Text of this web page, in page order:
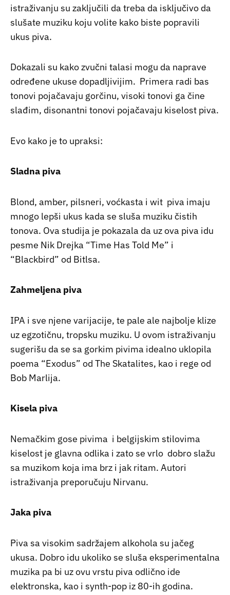
istraživanju su zaključili da treba da isključivo da
slušate muziku koju volite kako biste popravili
ukus piva.
Dokazali su kako zvučni talasi mogu da naprave
određene ukuse dopadljivijim. Primera radi bas
tonovi pojačavaju gorčinu, visoki tonovi ga čine
slađim, disonantni tonovi pojačavaju kiselost piva.
Evo kako je to upraksi:
Sladna piva
Blond, amber, pilsneri, voćkasta i wit piva imaju
mnogo lepši ukus kada se sluša muziku čistih
tonova. Ova studija je pokazala da uz ova piva idu
pesme Nik Drejka “Time Has Told Me” i
“Blackbird” od Bitlsa.
Zahmeljena piva
IPA i sve njene varijacije, te pale ale najbolje klize
uz egzotičnu, tropsku muziku. U ovom istraživanju
sugerišu da se sa gorkim pivima idealno uklopila
poema “Exodus” od The Skatalites, kao i rege od
Bob Marlija.
Kisela piva
Nemačkim gose pivima i belgijskim stilovima
kiselost je glavna odlika i zato se vrlo dobro slažu
sa muzikom koja ima brz i jak ritam. Autori
istraživanja preporučuju Nirvanu.
Jaka piva
Piva sa visokim sadržajem alkohola su jačeg
ukusa. Dobro idu ukoliko se sluša eksperimentalna
muzika pa bi uz ovu vrstu piva odlično ide
elektronska, kao i synth-pop iz 80-ih godina.